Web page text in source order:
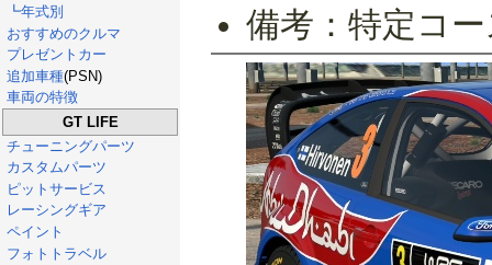
┗年式別
おすすめのクルマ
プレゼントカー
追加車種(PSN)
車両の特徴
GT LIFE
チューニングパーツ
カスタムパーツ
ピットサービス
レーシングギア
ペイント
フォトトラベル
備考：特定コ